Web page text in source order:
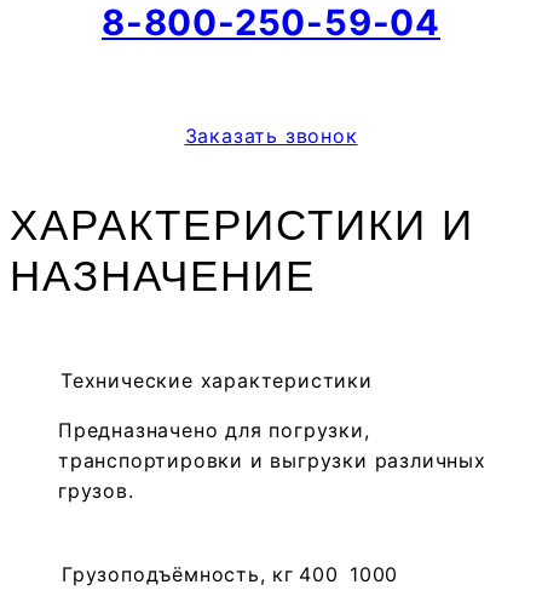
8-800-250-59-04
Заказать звонок
ХАРАКТЕРИСТИКИ И
НАЗНАЧЕНИЕ
Технические характеристики
Предназначено для погрузки,
транспортировки и выгрузки различных
грузов.
Грузоподъёмность, кг 400 1000